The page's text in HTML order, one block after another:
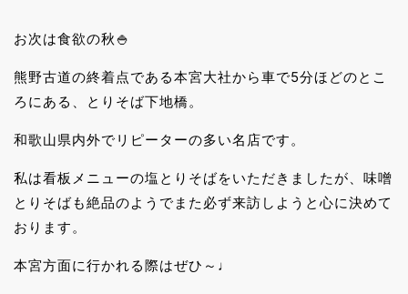
お次は食欲の秋🍚
熊野古道の終着点である本宮大社から車で5分ほどのとこ
ろにある、とりそば下地橋。
和歌山県内外でリピーターの多い名店です。
私は看板メニューの塩とりそばをいただきましたが、味噌
とりそばも絶品のようでまた必ず来訪しようと心に決めて
おります。
本宮方面に行かれる際はぜひ～♩